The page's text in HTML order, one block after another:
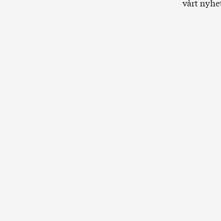
vårt